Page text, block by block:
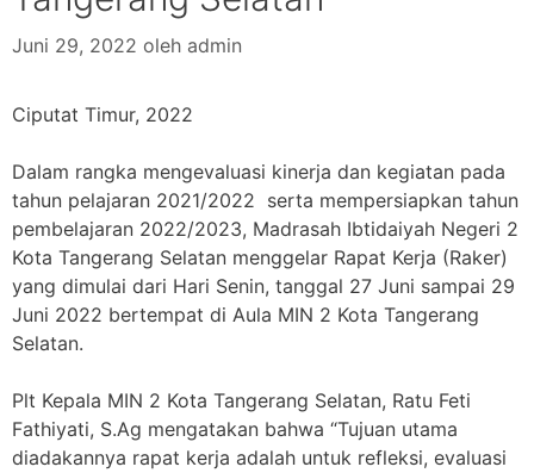
Juni 29, 2022 oleh admin
Ciputat Timur, 2022
Dalam rangka mengevaluasi kinerja dan kegiatan pada
tahun pelajaran 2021/2022 serta mempersiapkan tahun
pembelajaran 2022/2023, Madrasah Ibtidaiyah Negeri 2
Kota Tangerang Selatan menggelar Rapat Kerja (Raker)
yang dimulai dari Hari Senin, tanggal 27 Juni sampai 29
Juni 2022 bertempat di Aula MIN 2 Kota Tangerang
Selatan.
Plt Kepala MIN 2 Kota Tangerang Selatan, Ratu Feti
Fathiyati, S.Ag mengatakan bahwa “Tujuan utama
diadakannya rapat kerja adalah untuk refleksi, evaluasi